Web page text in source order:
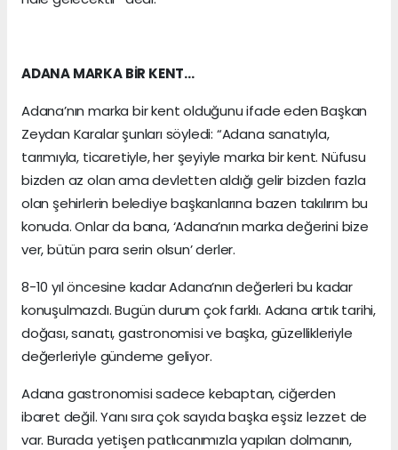
ADANA MARKA BİR KENT…
Adana’nın marka bir kent olduğunu ifade eden Başkan
Zeydan Karalar şunları söyledi: “Adana sanatıyla,
tarımıyla, ticaretiyle, her şeyiyle marka bir kent. Nüfusu
bizden az olan ama devletten aldığı gelir bizden fazla
olan şehirlerin belediye başkanlarına bazen takılırım bu
konuda. Onlar da bana, ‘Adana’nın marka değerini bize
ver, bütün para serin olsun’ derler.
8-10 yıl öncesine kadar Adana’nın değerleri bu kadar
konuşulmazdı. Bugün durum çok farklı. Adana artık tarihi,
doğası, sanatı, gastronomisi ve başka, güzellikleriyle
değerleriyle gündeme geliyor.
Adana gastronomisi sadece kebaptan, ciğerden
ibaret değil. Yanı sıra çok sayıda başka eşsiz lezzet de
var. Burada yetişen patlıcanımızla yapılan dolmanın,